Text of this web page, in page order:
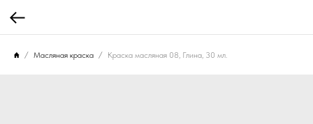
Масляная краска Краска масляная 08, Глина, 30 мл.